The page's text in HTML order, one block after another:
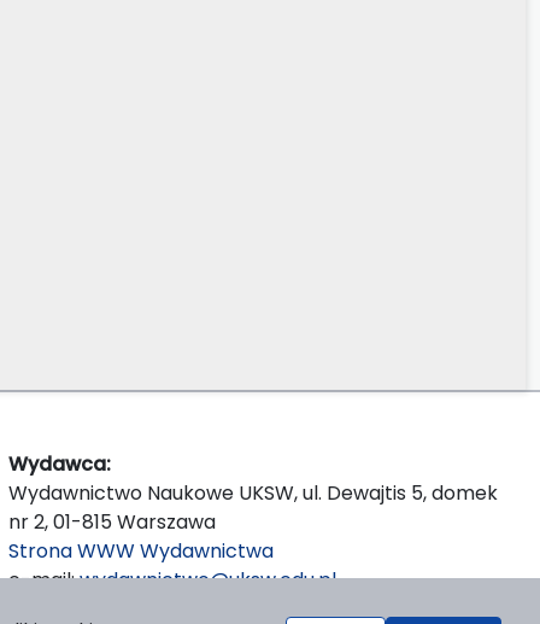
Wydawca:
Wydawnictwo Naukowe UKSW, ul. Dewajtis 5, domek
nr 2, 01-815 Warszawa
Strona WWW Wydawnictwa
e-mail:wydawnictwo@uksw.edu.pl